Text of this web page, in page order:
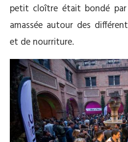
petit cloître était bondé
amassée autour des
et de nourriture.